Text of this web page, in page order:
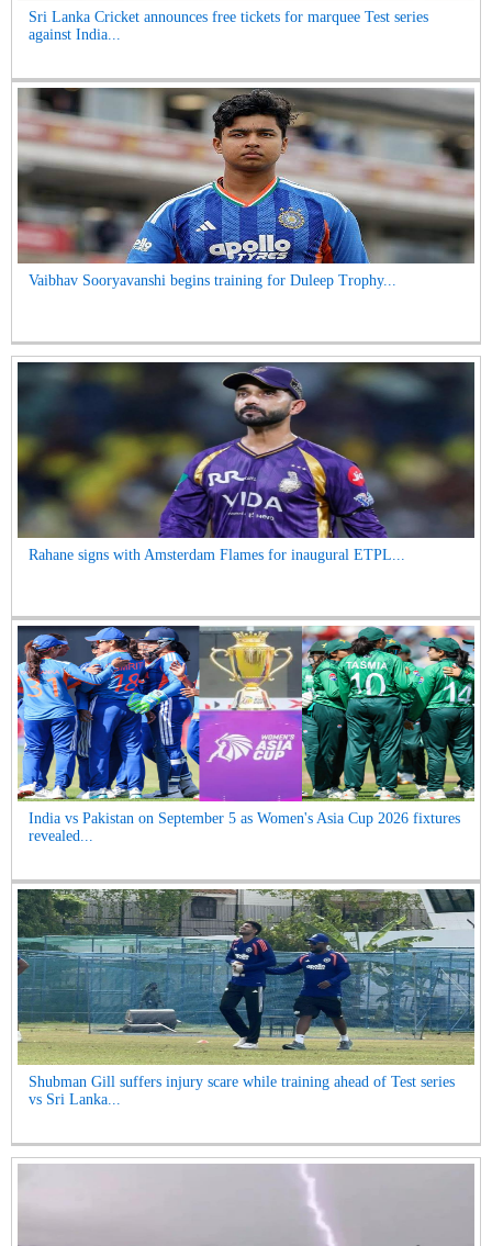
Sri Lanka Cricket announces free tickets for marquee Test series
against India...
Vaibhav Sooryavanshi begins training for Duleep Trophy...
Rahane signs with Amsterdam Flames for inaugural ETPL...
India vs Pakistan on September 5 as Women's Asia Cup 2026 fixtures
revealed...
Shubman Gill suffers injury scare while training ahead of Test series
vs Sri Lanka...